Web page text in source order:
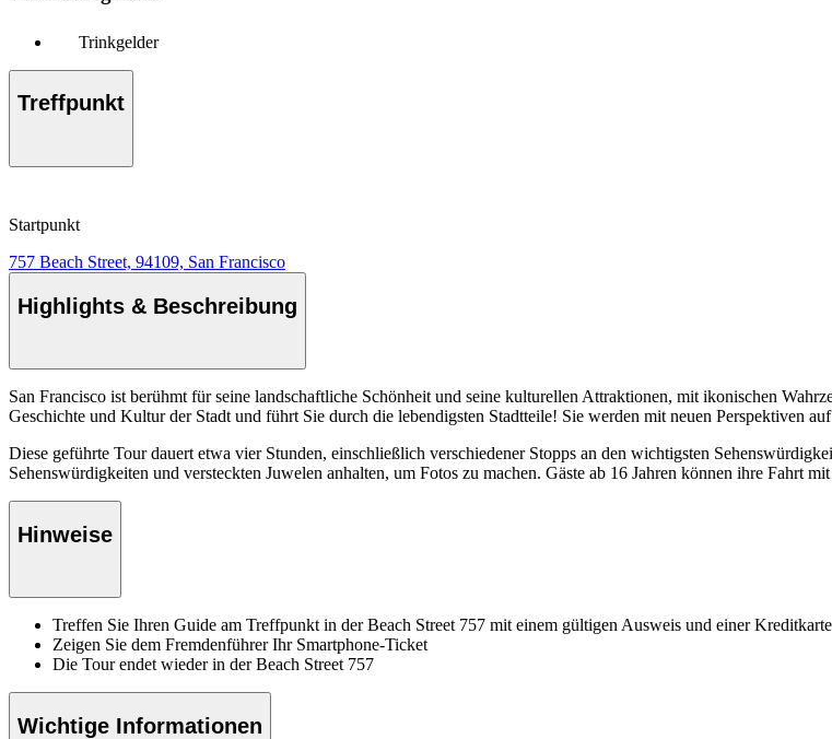
Trinkgelder
Treffpunkt
Startpunkt
757 Beach Street, 94109, San Francisco
Highlights & Beschreibung
San Francisco ist berühmt für seine landschaftliche Schönheit und seine kulturellen Attraktionen, mit ikonischen
Geschichte und Kultur der Stadt und führt Sie durch die lebendigsten Stadtteile! Sie werden mit neuen Perspektiven
Diese geführte Tour dauert etwa vier Stunden, einschließlich verschiedener Stopps an den wichtigsten
Sehenswürdigkeiten und versteckten Juwelen anhalten, um Fotos zu machen. Gäste ab 16 Jahren können ihre Fahrt
Hinweise
Treffen Sie Ihren Guide am Treffpunkt in der Beach Street 757 mit einem gültigen Ausweis und einer Kreditkarte
Zeigen Sie dem Fremdenführer Ihr Smartphone-Ticket
Die Tour endet wieder in der Beach Street 757
Wichtige Informationen